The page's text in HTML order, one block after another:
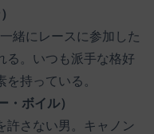
緒にレースに参加した
る。いつも派手な格好
持っている。
・ボイル）
許さない男。キャノン